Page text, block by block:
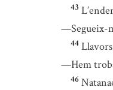
43
—Segueix-
44
—Hem
46